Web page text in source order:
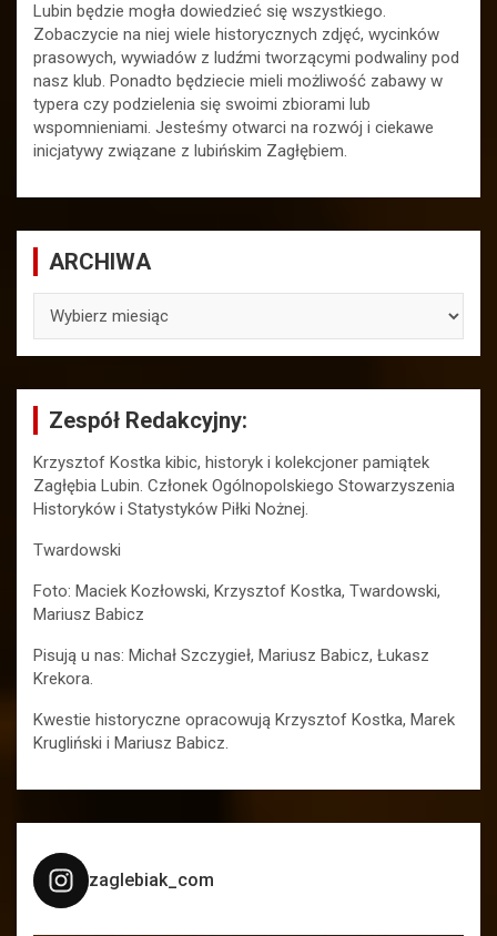
Lubin będzie mogła dowiedzieć się wszystkiego.
Zobaczycie na niej wiele historycznych zdjęć, wycinków
prasowych, wywiadów z ludźmi tworzącymi podwaliny pod
nasz klub. Ponadto będziecie mieli możliwość zabawy w
typera czy podzielenia się swoimi zbiorami lub
wspomnieniami. Jesteśmy otwarci na rozwój i ciekawe
inicjatywy związane z lubińskim Zagłębiem.
ARCHIWA
Zespół Redakcyjny:
Krzysztof Kostka kibic, historyk i kolekcjoner pamiątek
Zagłębia Lubin. Członek Ogólnopolskiego Stowarzyszenia
Historyków i Statystyków Piłki Nożnej.
Twardowski
Foto: Maciek Kozłowski, Krzysztof Kostka, Twardowski,
Mariusz Babicz
Pisują u nas: Michał Szczygieł, Mariusz Babicz, Łukasz
Krekora.
Kwestie historyczne opracowują Krzysztof Kostka, Marek
Krugliński i Mariusz Babicz.
zaglebiak_com